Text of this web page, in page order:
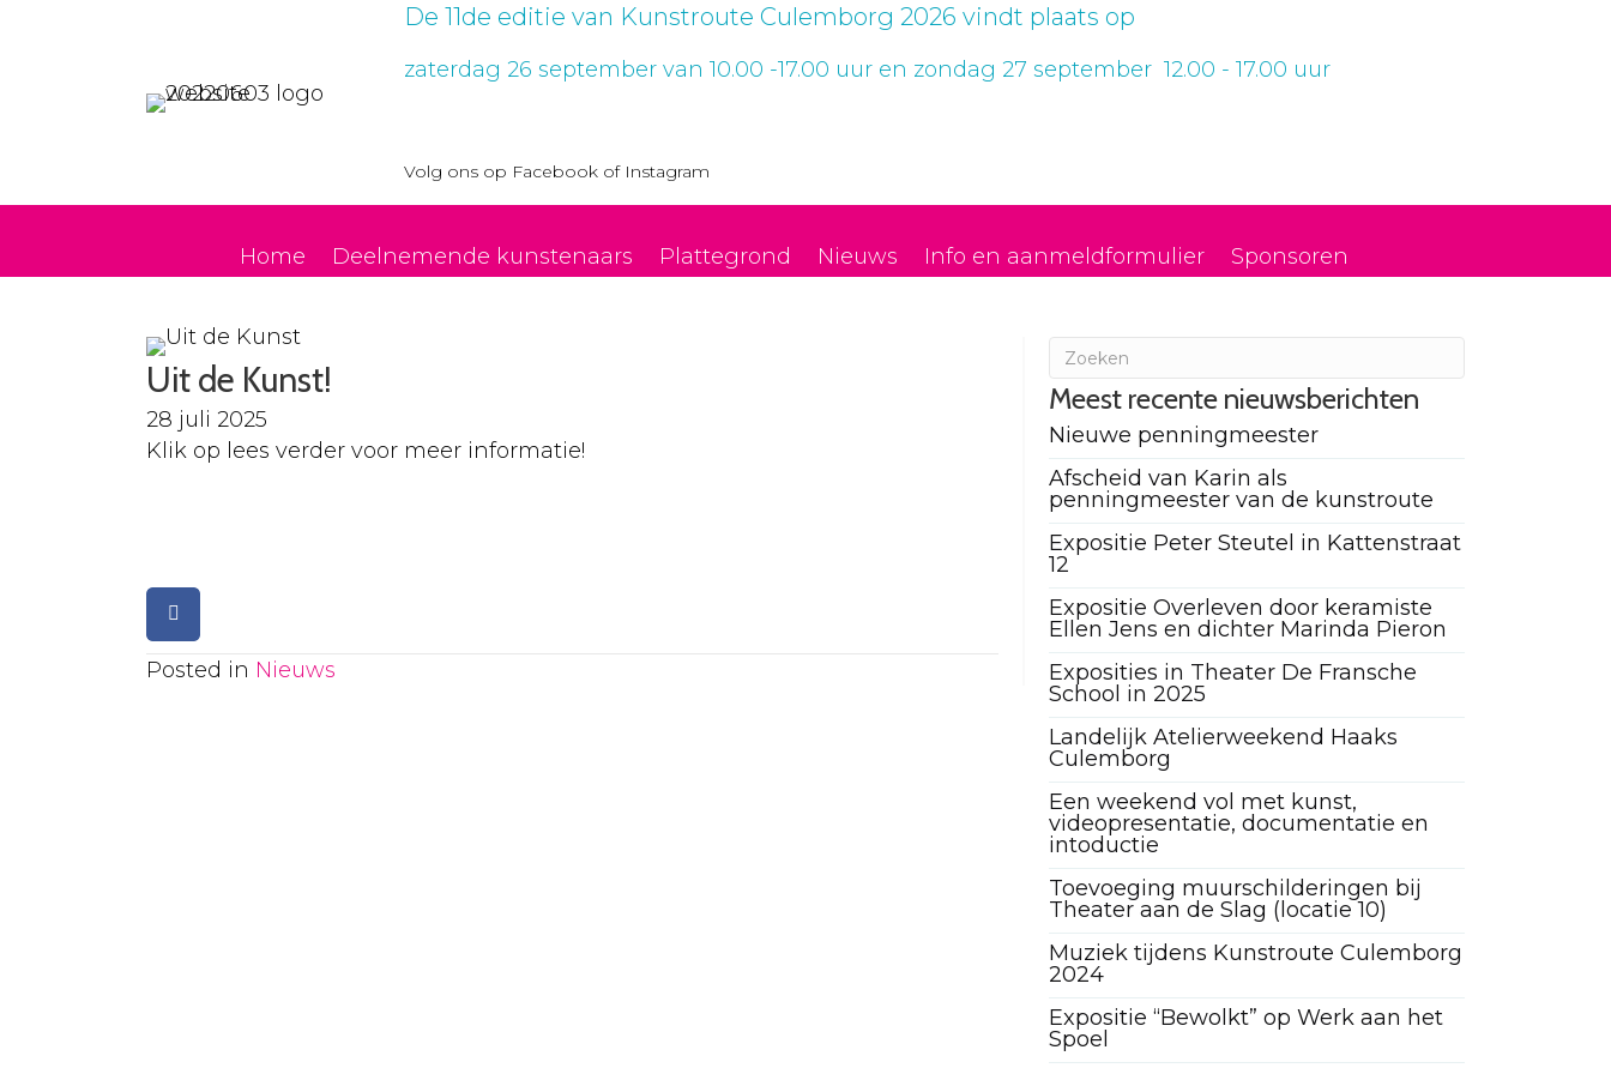
De 11de editie van Kunstroute Culemborg 2026 vindt plaats op
zaterdag 26 september van 10.00 -17.00 uur en zondag 27 september 12.00 - 17.00 uur
Volg ons op Facebookof Instagram
Home Deelnemende kunstenaars Plattegrond Nieuws Info en aanmeldformulier Sponsoren
Uit de Kunst!
28 juli 2025
Klik op lees verder voor meer informatie!
Posted in Nieuws
Meest recente nieuwsberichten
Nieuwe penningmeester
Afscheid van Karin als
penningmeester van de kunstroute
Expositie Peter Steutel in Kattenstraat
12
Expositie Overleven door keramiste
Ellen Jens en dichter Marinda Pieron
Exposities in Theater De Fransche
School in 2025
Landelijk Atelierweekend Haaks
Culemborg
Een weekend vol met kunst,
videopresentatie, documentatie en
intoductie
Toevoeging muurschilderingen bij
Theater aan de Slag (locatie 10)
Muziek tijdens Kunstroute Culemborg
2024
Expositie “Bewolkt” op Werk aan het
Spoel